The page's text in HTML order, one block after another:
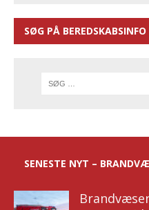
SØG PÅ BEREDSKABSINFO
SENESTE NYT –